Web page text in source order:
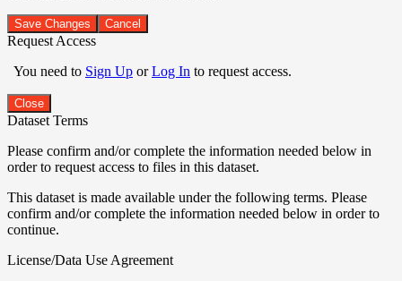
Save Changes Cancel
Request Access
You need to Sign Up orLog In to request access.
Close
Dataset Terms
Please confirm and/or complete the information needed below in
order to request access to files in this dataset.
This dataset is made available under the following terms. Please
confirm and/or complete the information needed below in order to
continue.
License/Data Use Agreement